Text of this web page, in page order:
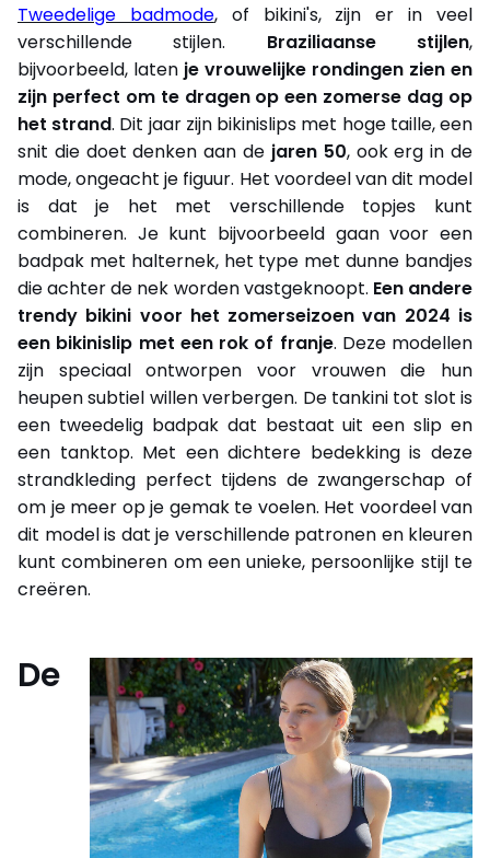
Tweedelige badmode, of bikini's, zijn er in veel
verschillende stijlen. Braziliaanse stijlen,
bijvoorbeeld, laten je vrouwelijke rondingen zien en
zijn perfect om te dragen op een zomerse dag op
het strand. Dit jaar zijn bikinislips met hoge taille, een
snit die doet denken aan de jaren 50, ook erg in de
mode, ongeacht je figuur. Het voordeel van dit model
is dat je het met verschillende topjes kunt
combineren. Je kunt bijvoorbeeld gaan voor een
badpak met halternek, het type met dunne bandjes
die achter de nek worden vastgeknoopt. Een andere
trendy bikini voor het zomerseizoen van 2024 is
een bikinislip met een rok of franje. Deze modellen
zijn speciaal ontworpen voor vrouwen die hun
heupen subtiel willen verbergen. De tankini tot slot is
een tweedelig badpak dat bestaat uit een slip en
een tanktop. Met een dichtere bedekking is deze
strandkleding perfect tijdens de zwangerschap of
om je meer op je gemak te voelen. Het voordeel van
dit model is dat je verschillende patronen en kleuren
kunt combineren om een unieke, persoonlijke stijl te
creëren.
De